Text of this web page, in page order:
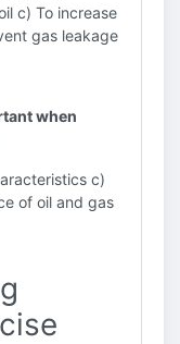
c) To increase
gas leakage
when
c)
of oil and gas